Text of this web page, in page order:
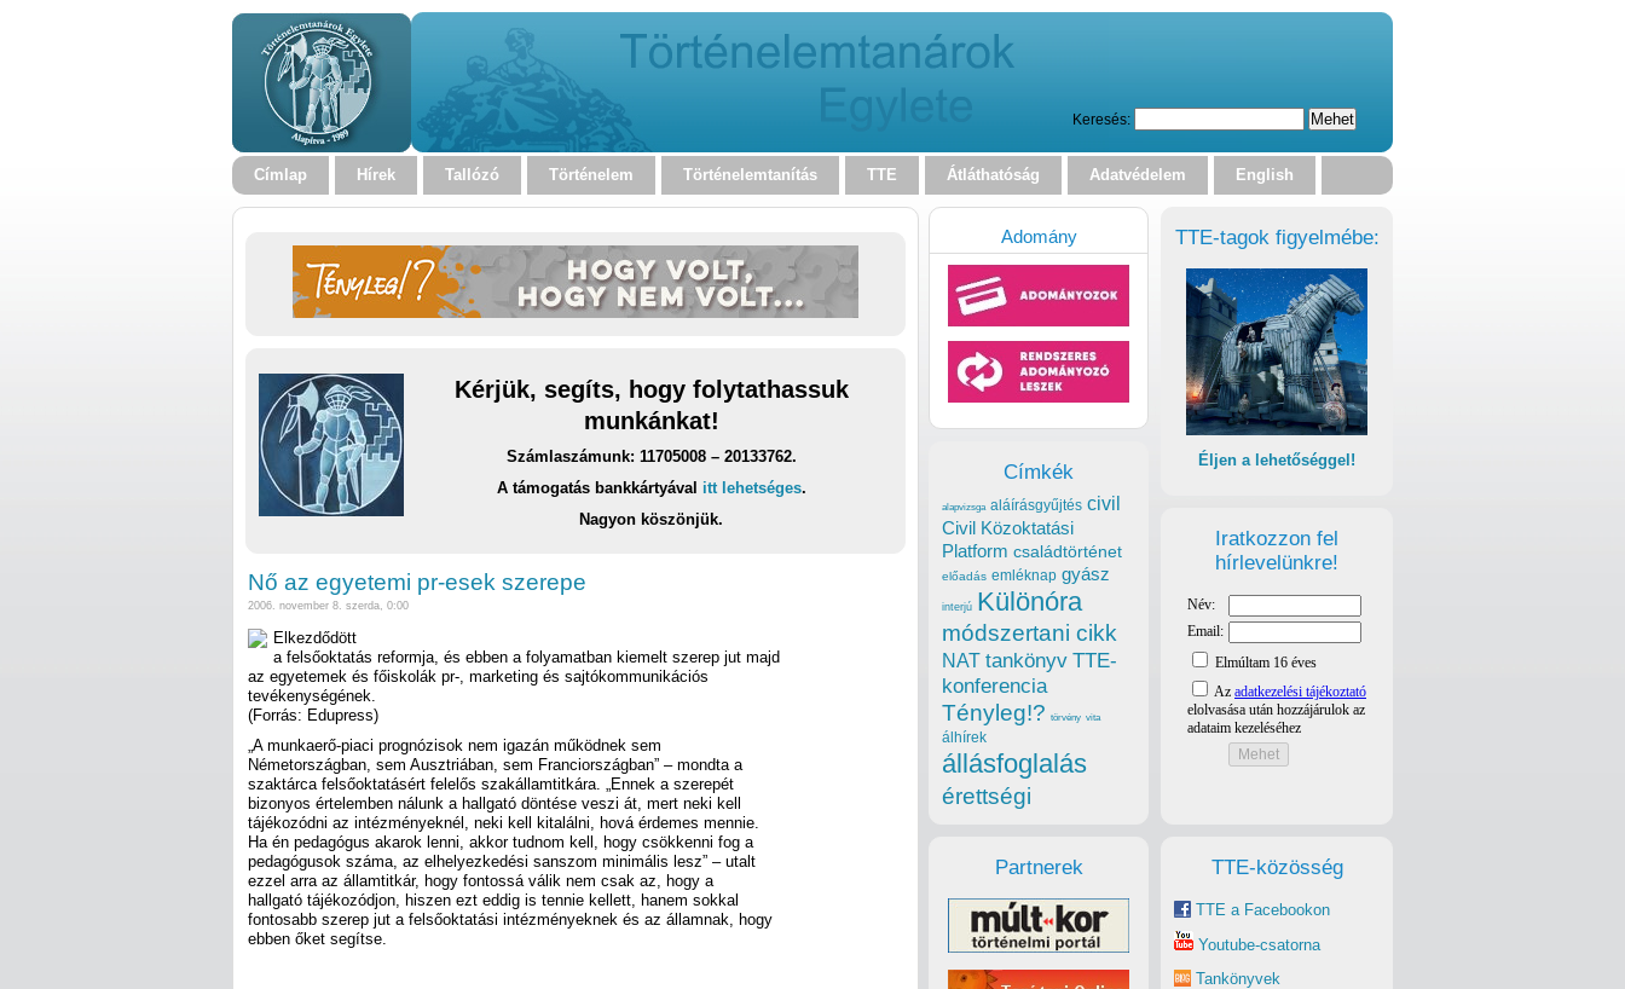
Keresés:
Címlap Hírek Tallózó Történelem Történelemtanítás TTE Átláthatóság Adatvédelem English
Kérjük, segíts, hogy folytathassuk
munkánkat!
Számlaszámunk: 11705008 – 20133762.
A támogatás bankkártyával itt lehetséges.
Nagyon köszönjük.
Nő az egyetemi pr-esek szerepe
2006. november 8. szerda, 0:00
Elkezdődött
a felsőoktatás reformja, és ebben a folyamatban kiemelt szerep jut majd
az egyetemek és főiskolák pr-, marketing és sajtókommunikációs
tevékenységének.
(Forrás: Edupress)
„A munkaerő-piaci prognózisok nem igazán működnek sem
Németországban, sem Ausztriában, sem Franciországban” – mondta a
szaktárca felsőoktatásért felelős szakállamtitkára. „Ennek a szerepét
bizonyos értelemben nálunk a hallgató döntése veszi át, mert neki kell
tájékozódni az intézményeknél, neki kell kitalálni, hová érdemes mennie.
Ha én pedagógus akarok lenni, akkor tudnom kell, hogy csökkenni fog a
pedagógusok száma, az elhelyezkedési sanszom minimális lesz” – utalt
ezzel arra az államtitkár, hogy fontossá válik nem csak az, hogy a
hallgató tájékozódjon, hiszen ezt eddig is tennie kellett, hanem sokkal
fontosabb szerep jut a felsőoktatási intézményeknek és az államnak, hogy
ebben őket segítse.
TTE-tagok figyelmébe:
Éljen a lehetőséggel!
Iratkozzon fel
hírlevelünkre!
TTE-közösség
TTE a Facebookon
Youtube-csatorna
Tankönyvek
Adomány
Címkék
alapvizsga aláírásgyűjtés civil
Civil Közoktatási
Platform családtörténet
előadás emléknap gyász
interjú Különóra
módszertani cikk
NAT tankönyv TTE-
konferencia
Tényleg!? törvény vita
álhírek
állásfoglalás
érettségi
Partnerek